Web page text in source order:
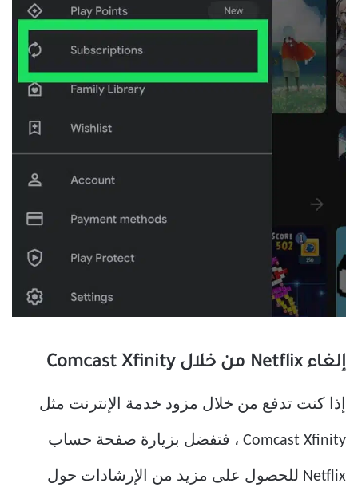
إلغاء Netflix من خلال Comcast Xfinity
إذا كنت تدفع من خلال مزود خدمة الإنترنت مثل
Comcast Xfinity ، فتفضل بزيارة صفحة حساب
Netflix للحصول على مزيد من الإرشادات حول